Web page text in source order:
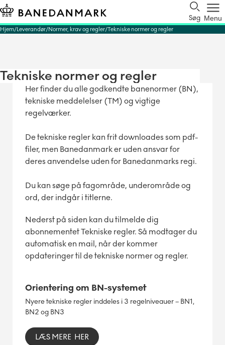
Søg Menu
Hjem Leverandør Normer, krav og regler Tekniske normer og regler
Tekniske normer og regler
Her finder du alle godkendte banenormer (BN),
tekniske meddelelser (TM) og vigtige
regelværker.
De tekniske regler kan frit downloades som pdf-
filer, men Banedanmark er uden ansvar for
deres anvendelse uden for Banedanmarks regi.
Du kan søge på fagområde, underområde og
ord, der indgår i titlerne.
Nederst på siden kan du tilmelde dig
abonnementet Tekniske regler. Så modtager du
automatisk en mail, når der kommer
opdateringer til de tekniske normer og regler.
Orientering om BN-systemet
Nyere tekniske regler inddeles i 3 regelniveauer – BN1,
BN2 og BN3
LÆS MERE HER